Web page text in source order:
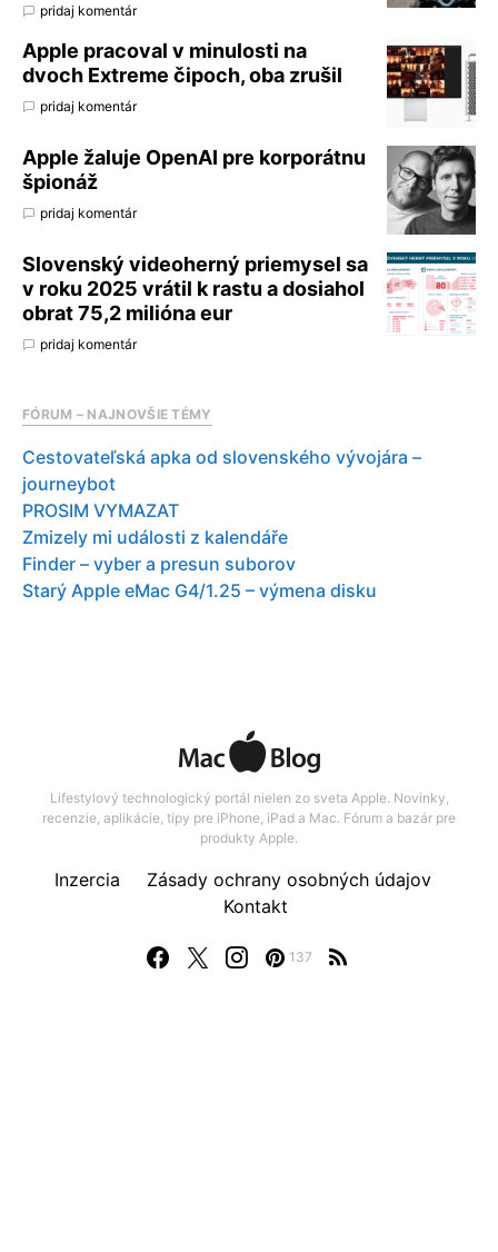
pridaj komentár
Apple pracoval v minulosti na
dvoch Extreme čipoch, oba zrušil
pridaj komentár
Apple žaluje OpenAI pre korporátnu
špionáž
pridaj komentár
Slovenský videoherný priemysel sa
v roku 2025 vrátil k rastu a dosiahol
obrat 75,2 milióna eur
pridaj komentár
FÓRUM – NAJNOVŠIE TÉMY
Cestovateľská apka od slovenského vývojára –
journeybot
PROSIM VYMAZAT
Zmizely mi události z kalendáře
Finder – vyber a presun suborov
Starý Apple eMac G4/1.25 – výmena disku
Lifestylový technologický portál nielen zo sveta Apple. Novinky,
recenzie, aplikácie, tipy pre iPhone, iPad a Mac. Fórum a bazár pre
produkty Apple.
137
Inzercia
Zásady ochrany osobných údajov
Kontakt